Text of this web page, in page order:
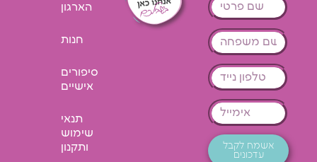
הארגון
חנות
סיפורים
אישיים
תנאי
שימוש
ותקנון
אשמח לקבל
עדכונים